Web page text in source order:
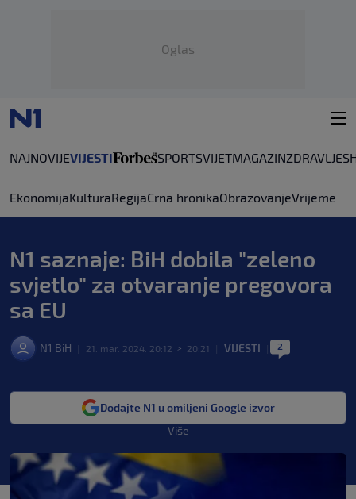
Oglas
NAJNOVIJEVIJESTI SPORTSVIJETMAGAZINZDRAVLJE
EkonomijaKulturaRegijaCrna hronikaObrazovanjeVrijeme
N1 saznaje: BiH dobila "zeleno
svjetlo" za otvaranje pregovora
sa EU
N1 BiH 21. mar. 2024. 20:12 > 20:21 VIJESTI 2
Dodajte N1 u omiljeni Google izvor
Više